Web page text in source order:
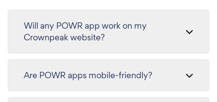
Will any POWR app work on my
Crownpeak website?
Are POWR apps mobile-friendly?